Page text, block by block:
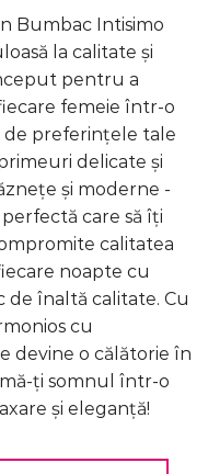
Bumbac Intisimo
la calitate și
pentru a
femeie într-o
preferințele tale
delicate și
și moderne -
care să îți
calitatea
noapte cu
de înaltă calitate. Cu
cu
devine o călătorie în
ți somnul într-o
și eleganță!